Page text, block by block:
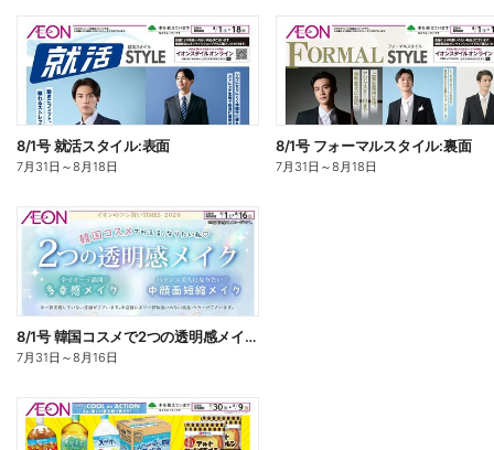
8/1号 就活スタイル:表面
7月31日 ～8月18日
8/1号 フォーマルスタイル:裏面
7月31日 ～8月18日
8/1号 韓国コスメで2つの透明感メイク<コレ買いTIMES>
7月31日 ～8月16日